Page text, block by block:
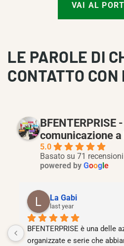
VAI AL
LE PAROLE DI
CONTATTO CON
BFENTERPRISE
comunicazione a
5.0
Basato su 71 recensioni
powered by Google
La Gabi
last year
BFENTERPRISE è una delle
organizzate e serie che